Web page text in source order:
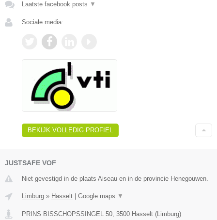
Laatste facebook posts ▼
Sociale media:
BEKIJK VOLLEDIG PROFIEL
JUSTSAFE VOF
Niet gevestigd in de plaats Aiseau en in de provincie Henegouwen.
Limburg » Hasselt Google maps ▼
PRINS BISSCHOPSSINGEL 50, 3500 Hasselt (Limburg)